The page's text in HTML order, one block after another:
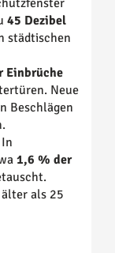
45 Dezibel
städtischen
Einbrüche
Neue
Beschlägen
In
1,6 % der
als 25